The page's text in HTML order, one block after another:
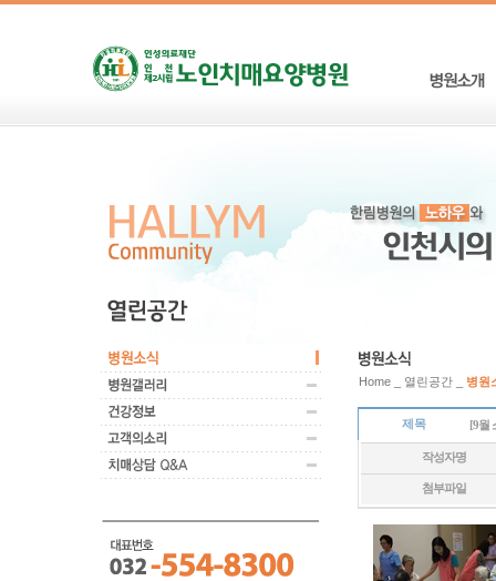
Home _ 열린공간 _ 병원
제목 [9월
작성자명
첨부파일